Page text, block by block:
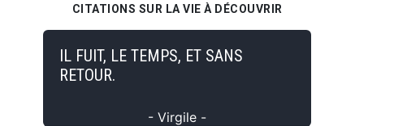
CITATIONS SUR LA VIE À DÉCOUVRIR
IL FUIT, LE TEMPS, ET SANS
RETOUR.
- Virgile -